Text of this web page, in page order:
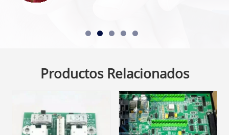
Productos Relacionados